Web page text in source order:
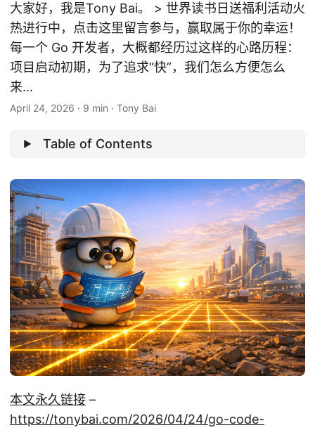
大家好，我是Tony Bai。 > 世界读书日送福利活动火
热进行中，点击这里留言参与，赢取属于你的幸运！
每一个 Go 开发者，大概都经历过这样的心路历程：
项目启动初期，为了追求“快”，我们怎么方便怎么
来...
April 24, 2026 · 9 min · Tony Bai
Table of Contents
本文永久链接 –
https://tonybai.com/2026/04/24/go-code-